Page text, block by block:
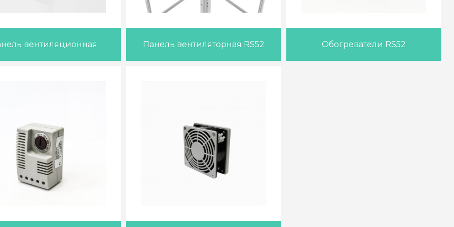
вентиляционная Панель вентиляторная RS52 Обогреватели RS52